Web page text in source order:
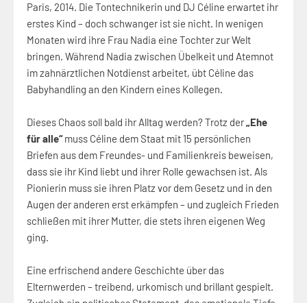
Paris, 2014. Die Tontechnikerin und DJ Céline erwartet ihr
erstes Kind – doch schwanger ist sie nicht. In wenigen
Monaten wird ihre Frau Nadia eine Tochter zur Welt
bringen. Während Nadia zwischen Übelkeit und Atemnot
im zahnärztlichen Notdienst arbeitet, übt Céline das
Babyhandling an den Kindern eines Kollegen.
Dieses Chaos soll bald ihr Alltag werden? Trotz der„Ehe
für alle“muss Céline dem Staat mit 15 persönlichen
Briefen aus dem Freundes- und Familienkreis beweisen,
dass sie ihr Kind liebt und ihrer Rolle gewachsen ist. Als
Pionierin muss sie ihren Platz vor dem Gesetz und in den
Augen der anderen erst erkämpfen – und zugleich Frieden
schließen mit ihrer Mutter, die stets ihren eigenen Weg
ging.
Eine erfrischend andere Geschichte über das
Elternwerden – treibend, urkomisch und brillant gespielt.